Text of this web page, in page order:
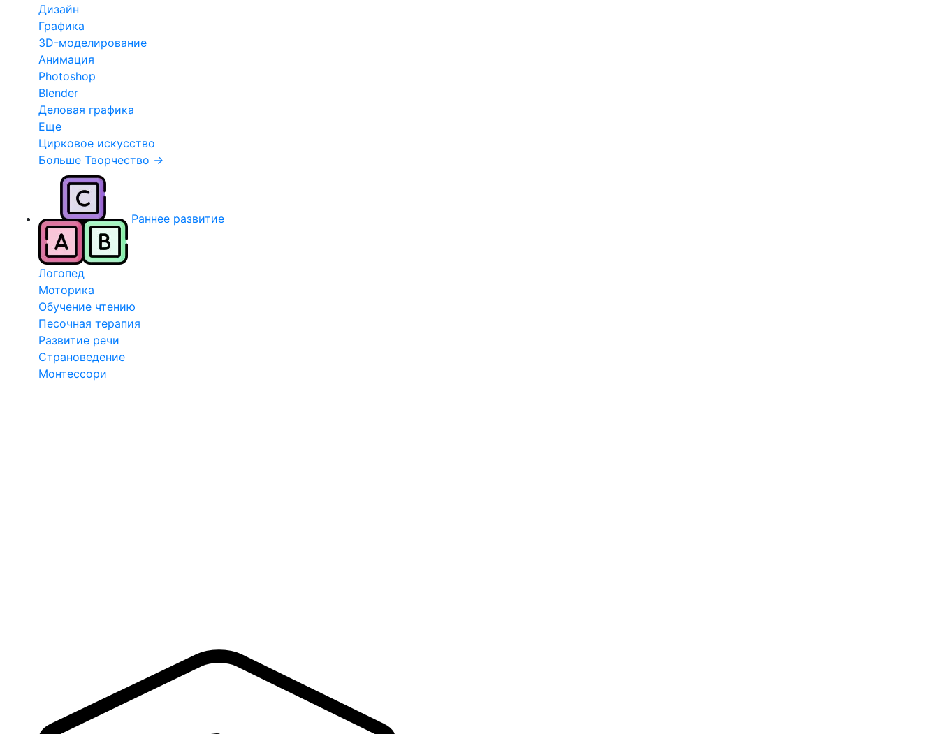
Дизайн
Графика
3D-моделирование
Анимация
Photoshop
Blender
Деловая графика
Еще
Цирковое искусство
Больше Творчество →
Раннее развитие
Логопед
Моторика
Обучение чтению
Песочная терапия
Развитие речи
Страноведение
Монтессори